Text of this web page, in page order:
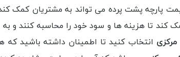
پارچه پشت پرده می تواند به مشتریان کمک
تا هزینه ها و سود خود را محاسبه کنند و به
انتخاب کنید تا اطمینان داشته باشید